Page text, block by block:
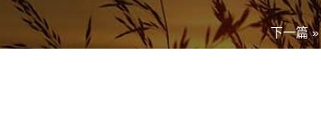
下一篇 »